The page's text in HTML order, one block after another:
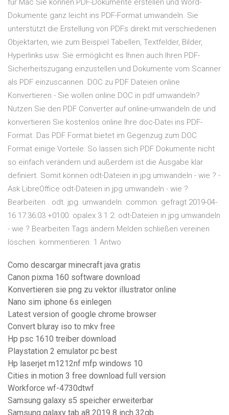
für Mac Sie können PDF-Dokumente erstellen und Word-
Dokumente ganz leicht ins PDF-Format umwandeln. Sie
unterstützt die Erstellung von PDFs direkt mit verschiedenen
Objektarten, wie zum Beispiel Tabellen, Textfelder, Bilder,
Hyperlinks usw. Sie ermöglicht es Ihnen auch Ihren PDF-
Sicherheitszugang einzustellen und Dokumente vom Scanner
als PDF einzuscannen. DOC zu PDF Dateien online
Konvertieren - Sie wollen online DOC in pdf umwandeln?
Nutzen Sie den PDF Converter auf online-umwandeln.de und
konvertieren Sie kostenlos online Ihre doc-Datei ins PDF-
Format. Das PDF Format bietet im Gegenzug zum DOC
Format einige Vorteile: So lassen sich PDF Dokumente nicht
so einfach verändern und außerdem ist die Ausgabe klar
definiert. Somit können odt-Dateien in jpg umwandeln - wie ? -
Ask LibreOffice odt-Dateien in jpg umwandeln - wie ?
Bearbeiten . odt. jpg. umwandeln. common. gefragt 2019-04-
16 17:36:03 +0100. opalex 3 1 2. odt-Dateien in jpg umwandeln
- wie ? Bearbeiten Tags ändern Melden schließen vereinen
löschen. kommentieren. 1 Antwo
Como descargar minecraft java gratis
Canon pixma 160 software download
Konvertieren sie png zu vektor illustrator online
Nano sim iphone 6s einlegen
Latest version of google chrome browser
Convert bluray iso to mkv free
Hp psc 1610 treiber download
Playstation 2 emulator pc best
Hp laserjet m1212nf mfp windows 10
Cities in motion 3 free download full version
Workforce wf-4730dtwf
Samsung galaxy s5 speicher erweiterbar
Samsung galaxy tab a8 2019 8 inch 32gb